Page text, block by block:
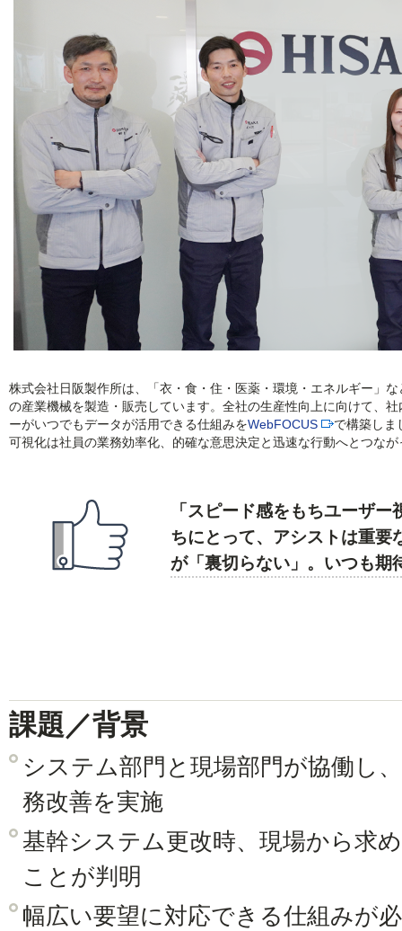
株式会社日阪製作所は、「衣・食・住・医薬・環境・エネルギー」
の産業機械を製造・販売しています。全社の生産性向上に向けて、
ーがいつでもデータが活用できる仕組みをWebFOCUS
で構築しま
可視化は社員の業務効率化、的確な意思決定と迅速な行動へとつな
「スピード感をもちユーザ
ちにとって、アシストは重要
が「裏切らない」。いつも期
課題／背景
システム部門と現場部門が協働し
務改善を実施
基幹システム更改時、現場から求
ことが判明
幅広い要望に対応できる仕組みが